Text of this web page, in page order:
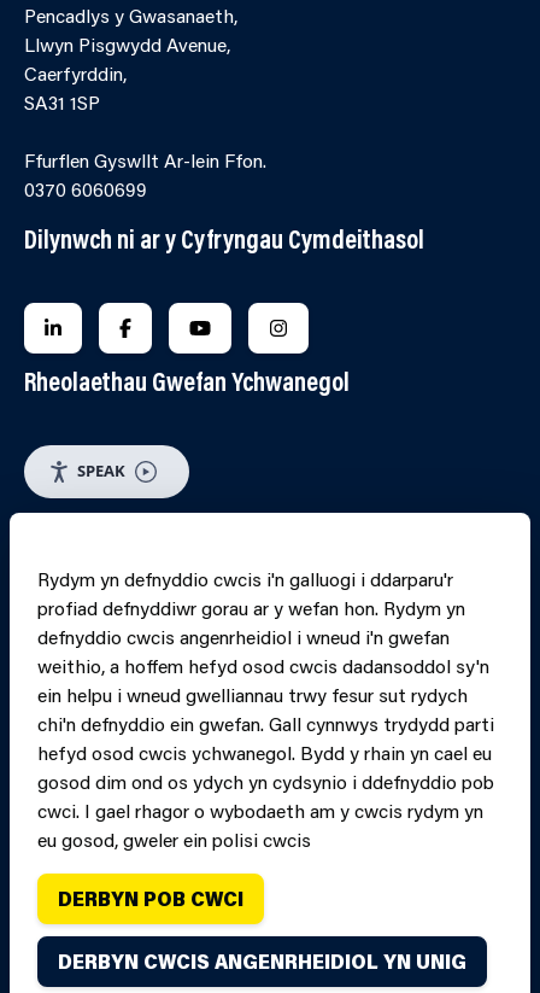
Pencadlys y Gwasanaeth,
Llwyn Pisgwydd Avenue,
Caerfyrddin,
SA31 1SP
Ffurflen Gyswllt Ar-lein Ffon.
0370 6060699
Dilynwch ni ar y Cyfryngau Cymdeithasol
FOLLOW US ON LINKEDIN
FOLLOW US ON FACEBOOK
FOLLOW US ON YOUTUBE
FOLLOW US ON
Rheolaethau Gwefan Ychwanegol
SPEAK
Rydym yn defnyddio cwcis i'n galluogi i ddarparu'r
profiad defnyddiwr gorau ar y wefan hon. Rydym yn
defnyddio cwcis angenrheidiol i wneud i'n gwefan
weithio, a hoffem hefyd osod cwcis dadansoddol sy'n
ein helpu i wneud gwelliannau trwy fesur sut rydych
chi'n defnyddio ein gwefan. Gall cynnwys trydydd parti
hefyd osod cwcis ychwanegol. Bydd y rhain yn cael eu
gosod dim ond os ydych yn cydsynio i ddefnyddio pob
cwci. I gael rhagor o wybodaeth am y cwcis rydym yn
eu gosod, gweler ein polisi cwcis
DERBYN POB CWCI
DERBYN CWCIS ANGENRHEIDIOL YN UNIG
PRINT PAGE
Hawlfraint Gwasanaeth Tân ac Achub Canolbarth a
Gorllewin Cymru oni nodir yn wahanol. Cedwir pob hawl.